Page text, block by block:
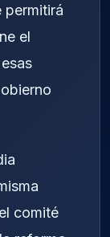
permitirá
el
comité